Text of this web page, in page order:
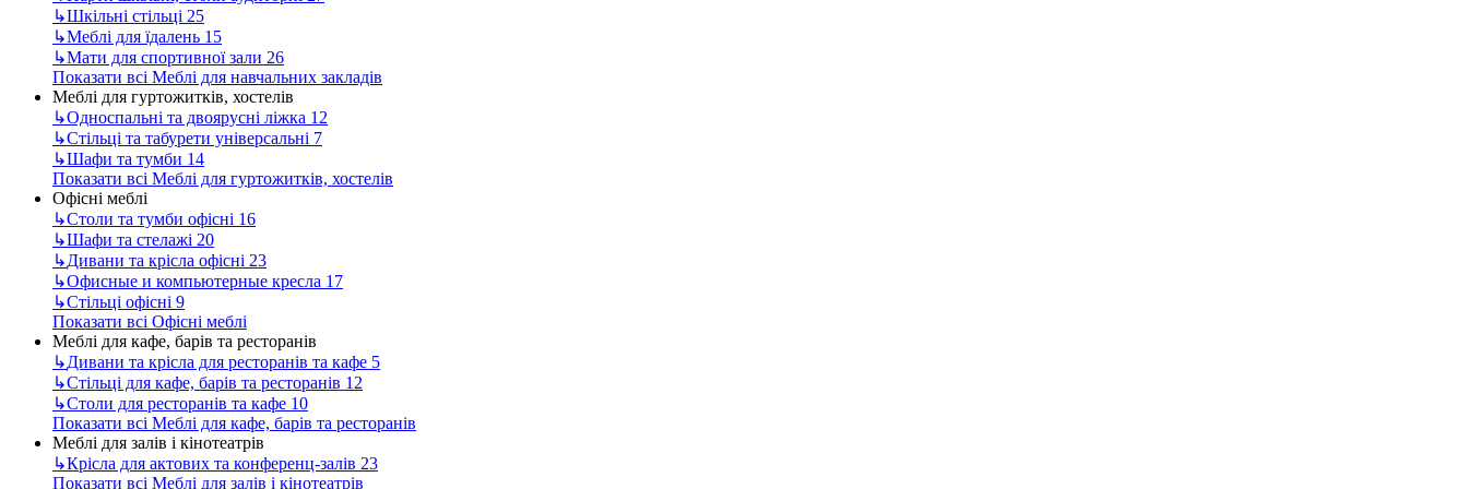
↳Шкільні стільці 25
↳Меблі для їдалень 15
↳Мати для спортивної зали 26
Показати всі Меблі для навчальних закладів
Меблі для гуртожитків, хостелів
↳Односпальні та двоярусні ліжка 12
↳Стільці та табурети універсальні 7
↳Шафи та тумби 14
Показати всі Меблі для гуртожитків, хостелів
Офісні меблі
↳Столи та тумби офісні 16
↳Шафи та стелажі 20
↳Дивани та крісла офісні 23
↳Офисные и компьютерные кресла 17
↳Стільці офісні 9
Показати всі Офісні меблі
Меблі для кафе, барів та ресторанів
↳Дивани та крісла для ресторанів та кафе 5
↳Стільці для кафе, барів та ресторанів 12
↳Столи для ресторанів та кафе 10
Показати всі Меблі для кафе, барів та ресторанів
Меблі для залів і кінотеатрів
↳Крісла для актових та конференц-залів 23
Показати всі Меблі для залів і кінотеатрів